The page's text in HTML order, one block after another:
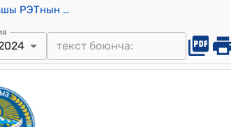
Ак-Моюн айылдык кеңешинин 2024-жылдын 12-апрелиндеги "Ат-Башы РЭТнын Ак-Моюн барчасын пайдалануусуна мөөнөтсүз убакытга карап берүү жөнүндө" №4 токтому